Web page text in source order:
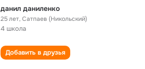
данил даниленко
25 лет,Сатпаев (Никольский)
4 школа
Добавить в друзья